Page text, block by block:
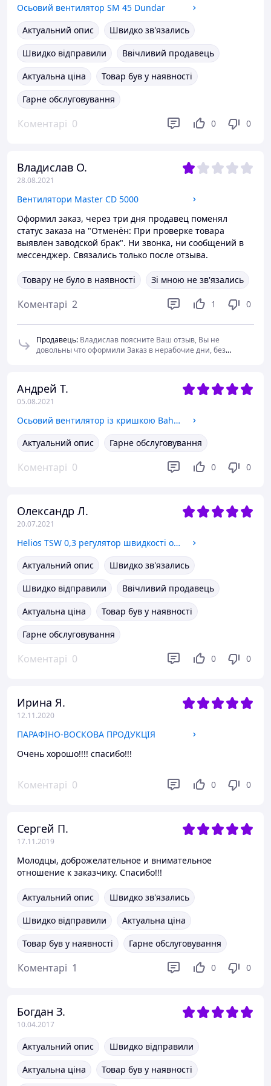
Осьовий вентилятор SM 45 Dundar
Актуальний опис
Швидко зв'язались
Швидко відправили
Ввічливий продавець
Актуальна ціна
Товар був у наявності
Гарне обслуговування
Коментарі 0 0 0
Владислав О.
28.08.2021
Вентилятори Master CD 5000
Оформил заказ, через три дня продавец поменял
статус заказа на "Отменён: При проверке товара
выявлен заводской брак". Ни звонка, ни сообщений в
мессенджер. Связались только после отзыва.
Товару не було в наявності Зі мною не зв'язались
Коментарі 2 1 0
Продавець: Владислав поясните Ваш отзыв, Вы не
довольны что оформили Заказ в нерабочие дни, без
что Вам перед продажной подготовкой проверили товар и
не отправили по причине брака ? или возможно Вы
недовольны что не смотрели в личном кабинете
наличии , что его нет, ? . Конечно с Вами связались после
информация о Заказе в Вашем личном кабинете. Кроме
на него , но несмотря на это Ваш заказ начали
обрабатывать.
Андрей Т.
05.08.2021
Осьовий вентилятор із кришкою Bahcivan BK 200
Актуальний опис
Гарне обслуговування
Коментарі 0 0 0
Олександр Л.
20.07.2021
Helios TSW 0,3 регулятор швидкості обертання для вентиляторів
Актуальний опис
Швидко зв'язались
Швидко відправили
Ввічливий продавець
Актуальна ціна
Товар був у наявності
Гарне обслуговування
Коментарі 0 0 0
Ирина Я.
12.11.2020
ПАРАФІНО-ВОСКОВА ПРОДУКЦІЯ
Очень хорошо!!!! спасибо!!!
Коментарі 0 0 0
Сергей П.
17.11.2019
Молодцы, доброжелательное и внимательное
отношение к заказчику. Спасибо!!!
Актуальний опис
Швидко зв'язались
Швидко відправили
Актуальна ціна
Товар був у наявності
Гарне обслуговування
Коментарі 1 0 0
Богдан З.
10.04.2017
Актуальний опис
Швидко відправили
Актуальна ціна
Товар був у наявності